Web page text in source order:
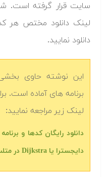
سایت قرار گرفته است.
لینک دانلود مختص هر
دانلود نمایید.‬
این نوشته حاوی
برنامه های آماده است.
لینک زیر مراجعه نمایید:
دانلود رایگان کدها و
دایجسترا یا Dijkstra در متلب‬‬ — فهرست اصلی